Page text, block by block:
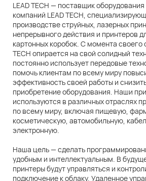
LEAD TECH — поставщик
компаний LEAD TECH,
производстве струйных, лазерных
непрерывного действия и принтеров
картонных коробок. С момента своего
TECH опирается на свой солидный
постоянно использует передовые
помочь клиентам по всему миру
эффективность своей работы и
приобретение оборудования. Наши
используются в различных отраслях
по всему миру, включая пищевую,
косметическую, автомобильную,
электронную.
Наша цель — сделать
удобным и интеллектуальным. В
принтеры будут управляться и
подключение к облаку. Удаленное